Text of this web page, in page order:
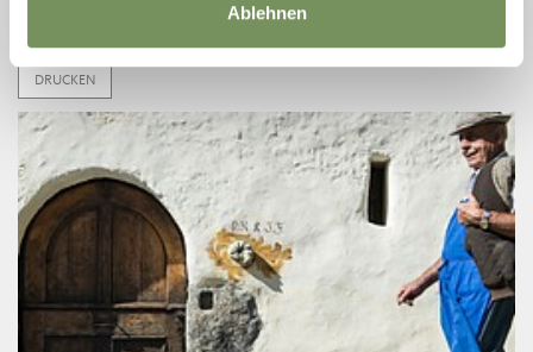
Ablehnen
UNSER VERANSTALTUNGS-TIPP
DRUCKEN